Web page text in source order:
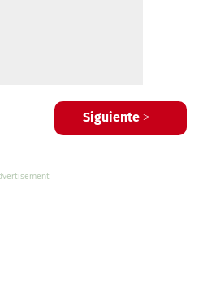
Siguiente >